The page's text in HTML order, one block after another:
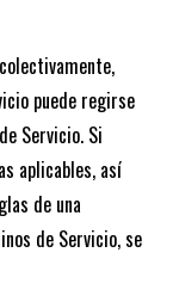
puede regirse
Servicio. Si
aplicables, así
de una
de Servicio, se